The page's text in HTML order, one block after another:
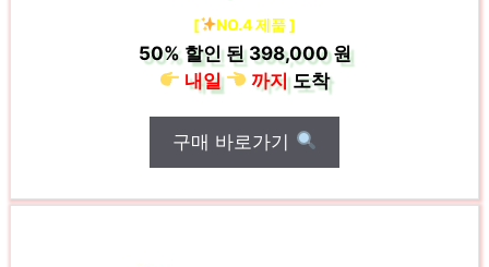
[ NO.4 제품 ]
50%할인 된398,000 원
내일
까지도착
구매 바로가기